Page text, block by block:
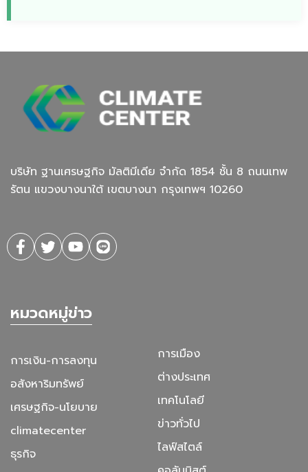
บริษัท ฐานเศรษฐกิจ มัลติมีเดีย จํากัด 1854 ชั้น 8 ถนนเทพ
รัตน แขวงบางนาใต้ เขตบางนา กรุงเทพฯ 10260
หมวดหมู่ข่าว
การเงิน-การลงทุน
อสังหาริมทรัพย์
เศรษฐกิจ-นโยบาย
climatecenter
ธุรกิจ
การเมือง
ต่างประเทศ
เทคโนโลยี
ข่าวทั่วไป
ไลฟ์สไตล์